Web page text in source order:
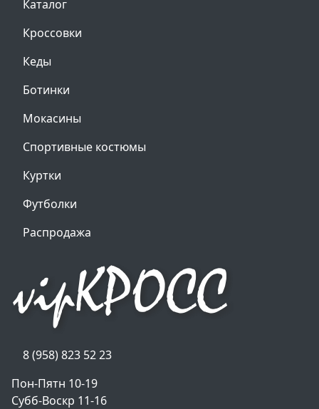
Каталог
Кроссовки
Кеды
Ботинки
Мокасины
Спортивные костюмы
Куртки
Футболки
Распродажа
8 (958) 823 52 23
Пон-Пятн 10-19
Субб-Воскр 11-16